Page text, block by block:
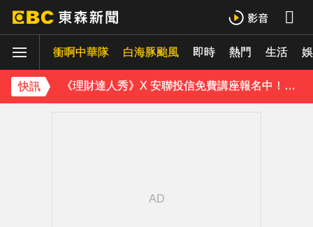
衝啊中華隊 白海豚颱風 即時 熱門 生活
快訊
行政院院區一早停電 原因找到了
《理財達人秀》X 安聯投信免費講座報名中！搶先卡位 2027